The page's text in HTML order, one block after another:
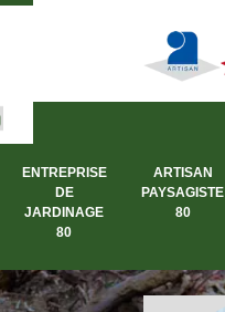
ENTREPRISE
DE
JARDINAGE
80
ARTISAN
PAYSAGISTE
80